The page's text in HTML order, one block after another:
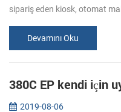
sipariş eden kiosk, otomat
Devamını Oku
2019-08-06